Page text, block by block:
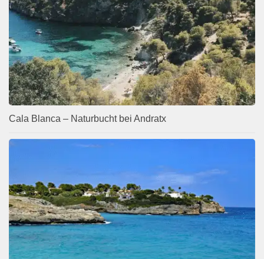
Cala Blanca – Naturbucht bei Andratx